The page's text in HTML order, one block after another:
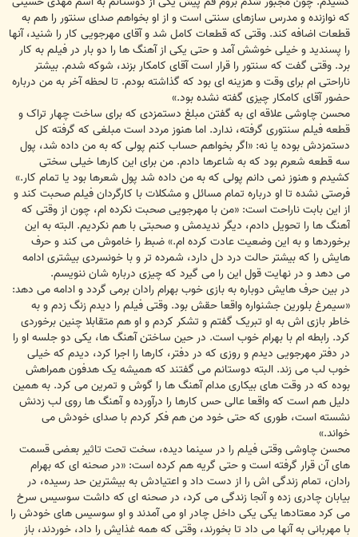
که نوازنده و مدرس سازهای سنتی است و از او بخواهم صدای سنتور را هم به
قطعات اضافه کند. وقتی که قطعات کامل شد و آقای مهرجویی کار را شنید، آنها
را پسندید و خیلی خوشش آمد و حتی یکی از آهنگ ها را دو بار در فیلم به کار
برد. وقتی گفت که سنتور را قرار است آقای کامکار بزند، شوکه شدم. بیشتر
ناراحتی ام برای وقت و هزینه ای بود که گذاشته بودم. تا لحظه آخر به من درباره
حضور آقای کامکار چیزی گفته نشده بود.»
محسن چاوشی علاقه ای به گفتن مبلغ دستمزدی که برای ساخت چهار تراک و
قطعه فیلم سنتوری گرفته، ندارد. اما هنوز مردد است مبلغی که گرفته کل
دستمزدش بوده یا نه: «اگر بخواهم حساب کنم پولی که به من داده شد، پول
سه قطعه شعرم بود که به شاعرها دادم. من برای این کارها خیلی سختی
کشیدم و هنوز نمی دانم پولی که به من داده شد پول شعرها بود یا تمام کار.»
فرصتی نشده تا او درباره تمام مسائل و مشکلات با کارگردان فیلم صحبت کند و
از این بابت ناراحت است: «من با مهرجویی صحبت نکرده ام، چون از وقتی که
آهنگ ها را تحویل دادم، دیگر ندیدمش و صحبتی با هم نکردیم. البته به این
برخوردها و به این وضعیت عادت کرده ام.» ضبط را خاموش می کند و حرف
هایش را که بیشتر حالت درد دل دارد، شمرده تر و با خونسردی بیشتری ادامه
می دهد و در نهایت قول این را می گیرد که چیزی درباره شان ننویسم.
در بین حرف هایش دوباره به بازی خوب بهرام رادان برمی گردد و ادامه می دهد:
«سیمرغ بلورین جشنواره واقعا حقش بود. وقتی فیلم را دیدم زنگ زدم و به
خاطر بازی اش به او تبریک گفتم و تشکر کردم و او هم متقابلا چنین برخوردی
کرد. رابطه ام با بهرام خوب است. در حین ساختن آهنگ ها، یکی دو جلسه او را
در دفتر مهرجویی دیدم و روزی که در دفتر، کارها را اجرا کرد، دیدم که خیلی
خوب لب می زند. البته دوستانم می گفتند که همیشه یک هدفون همراهش
بوده که در وقت های بیکاری مدام آهنگ ها را گوش و تمرین می کرد. به همین
دلیل هم است که واقعا عالی حس کارها را درآورده و آهنگ ها روی لب زدنش
نشسته است، طوری که حتی خود من هم فکر کردم با صدای خودش می
خواند.»
محسن چاوشی وقتی فیلم را در سینما دیده، سخت تحت تاثیر بعضی قسمت
های آن قرار گرفته است و حتی گریه هم کرده است: «در صحنه ای که بهرام
رادان، تمام زندگی اش را از دست داد و اعتیادش به بیشترین حد رسیده، در
بیابان چادری زده و آنجا زندگی می کرد، در صحنه ای که داشت سوسیس سرخ
می کرد معتادها یکی یکی داخل چادر او می آمدند و او سوسیس های خودش را
با مهربانی به آنها می داد تا بخورند، وقتی که همه غذایش را داد، خوردند، باز